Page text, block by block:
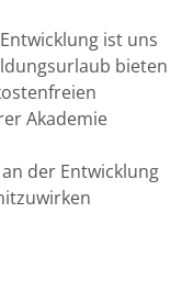
ist uns
bieten
Akademie
der Entwicklung